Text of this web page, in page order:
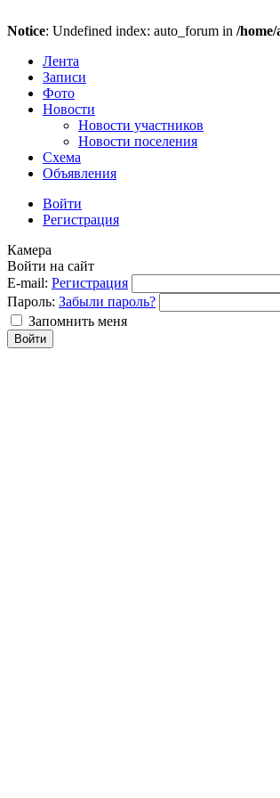
Notice: Undefined index: auto_forum in /
Лента
Записи
Фото
Новости
Новости участников
Новости поселения
Схема
Объявления
Войти
Регистрация
Камера
Войти на сайт
E-mail: Регистрация
Пароль: Забыли пароль?
Запомнить меня